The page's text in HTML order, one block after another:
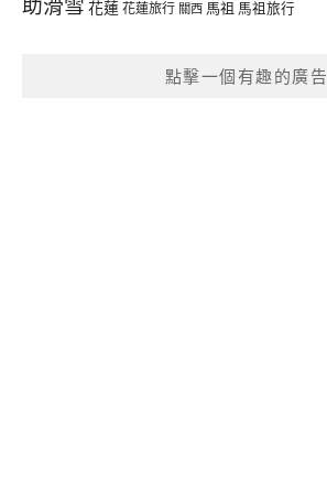
花蓮花蓮旅行 關西 馬祖 馬祖旅行
點擊一個有趣的廣告